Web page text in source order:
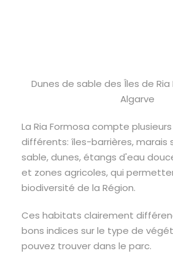
Dunes de sable des Îles de Ria
Algarve
La Ria Formosa compte
différents: îles-barrières, marais
sable, dunes, étangs d'eau
et zones agricoles, qui
biodiversité de la Région.
Ces habitats clairement
bons indices sur le type de
pouvez trouver dans le parc.